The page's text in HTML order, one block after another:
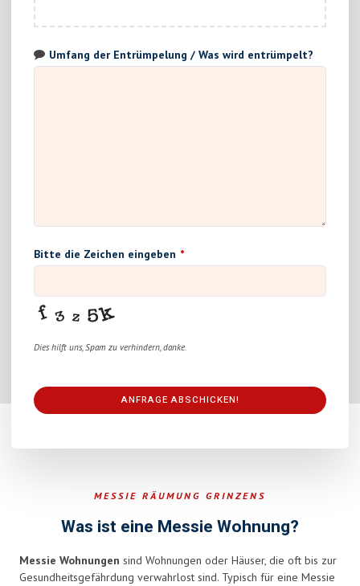
Umfang der Entrümpelung / Was wird entrümpelt?
Bitte die Zeichen eingeben *
Dies hilft uns, Spam zu verhindern, danke.
ANFRAGE ABSCHICKEN!
field
blank
MESSIE RÄUMUNG GRINZENS
Was ist eine Messie Wohnung?
Messie Wohnungen sind Wohnungen oder Häuser, die oft bis zur
Gesundheitsgefährdung verwahrlost sind. Typisch für eine Messie